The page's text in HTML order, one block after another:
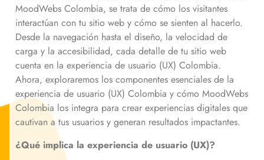
MoodWebs Colombia, se trata de cómo los visitantes
interactúan con tu sitio web y cómo se sienten al hacerlo.
Desde la navegación hasta el diseño, la velocidad de
carga y la accesibilidad, cada detalle de tu sitio web
cuenta en la experiencia de usuario (UX) Colombia.
Ahora, exploraremos los componentes esenciales de la
experiencia de usuario (UX) Colombia y cómo MoodWebs
Colombia los integra para crear experiencias digitales que
cautivan a tus usuarios y generan resultados impactantes.
¿Qué implica la experiencia de usuario (UX)?